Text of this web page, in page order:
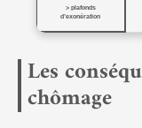
> plafonds
d’exonération
Les
chômage